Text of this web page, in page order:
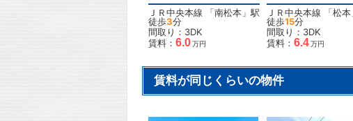
ＪＲ中央本線 「南松本 」駅
徒歩3分
間取り：3DK
賃料： 6.0万円
ＪＲ中央本線 「松本
徒歩15分
間取り：3DK
賃料： 6.4万円
賃料が同じくらいの物件